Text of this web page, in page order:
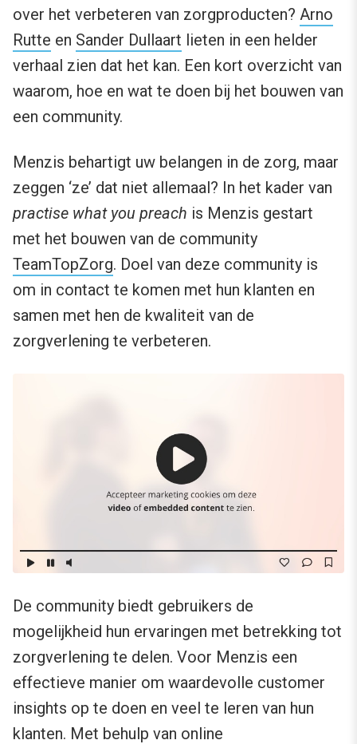
over het verbeteren van zorgproducten? Arno
Rutte en Sander Dullaart lieten in een helder
verhaal zien dat het kan. Een kort overzicht van
waarom, hoe en wat te doen bij het bouwen van
een community.
Menzis behartigt uw belangen in de zorg, maar
zeggen ‘ze’ dat niet allemaal? In het kader van
practise what you preach is Menzis gestart
met het bouwen van de community
TeamTopZorg. Doel van deze community is
om in contact te komen met hun klanten en
samen met hen de kwaliteit van de
zorgverlening te verbeteren.
De community biedt gebruikers de
mogelijkheid hun ervaringen met betrekking tot
zorgverlening te delen. Voor Menzis een
effectieve manier om waardevolle customer
insights op te doen en veel te leren van hun
klanten. Met behulp van online